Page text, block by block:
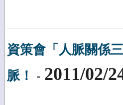
資策會「人脈關係
脈！
- 2011/02/